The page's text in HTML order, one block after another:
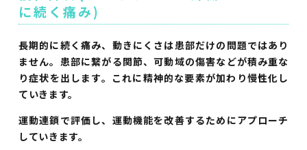
に続く痛み)
長期的に続く痛み、動きにくさは患部だけの問題ではあり
ません。患部に繋がる関節、可動域の傷害などが積み重な
り症状を出します。これに精神的な要素が加わり慢性化し
ていきます。
運動連鎖で評価し、運動機能を改善するためにアプローチ
していきます。